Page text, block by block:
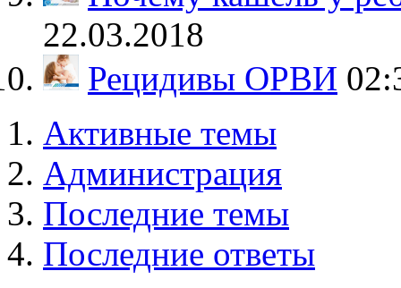
22.03.2018
Рецидивы ОРВИ
Активные темы
Администрация
Последние темы
Последние ответы